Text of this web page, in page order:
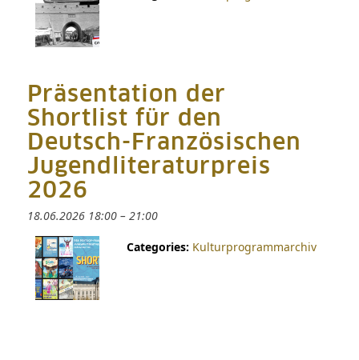
Präsentation der
Shortlist für den
Deutsch-Französischen
Jugendliteraturpreis
2026
18.06.2026 18:00– 21:00
Categories: Kulturprogrammarchiv